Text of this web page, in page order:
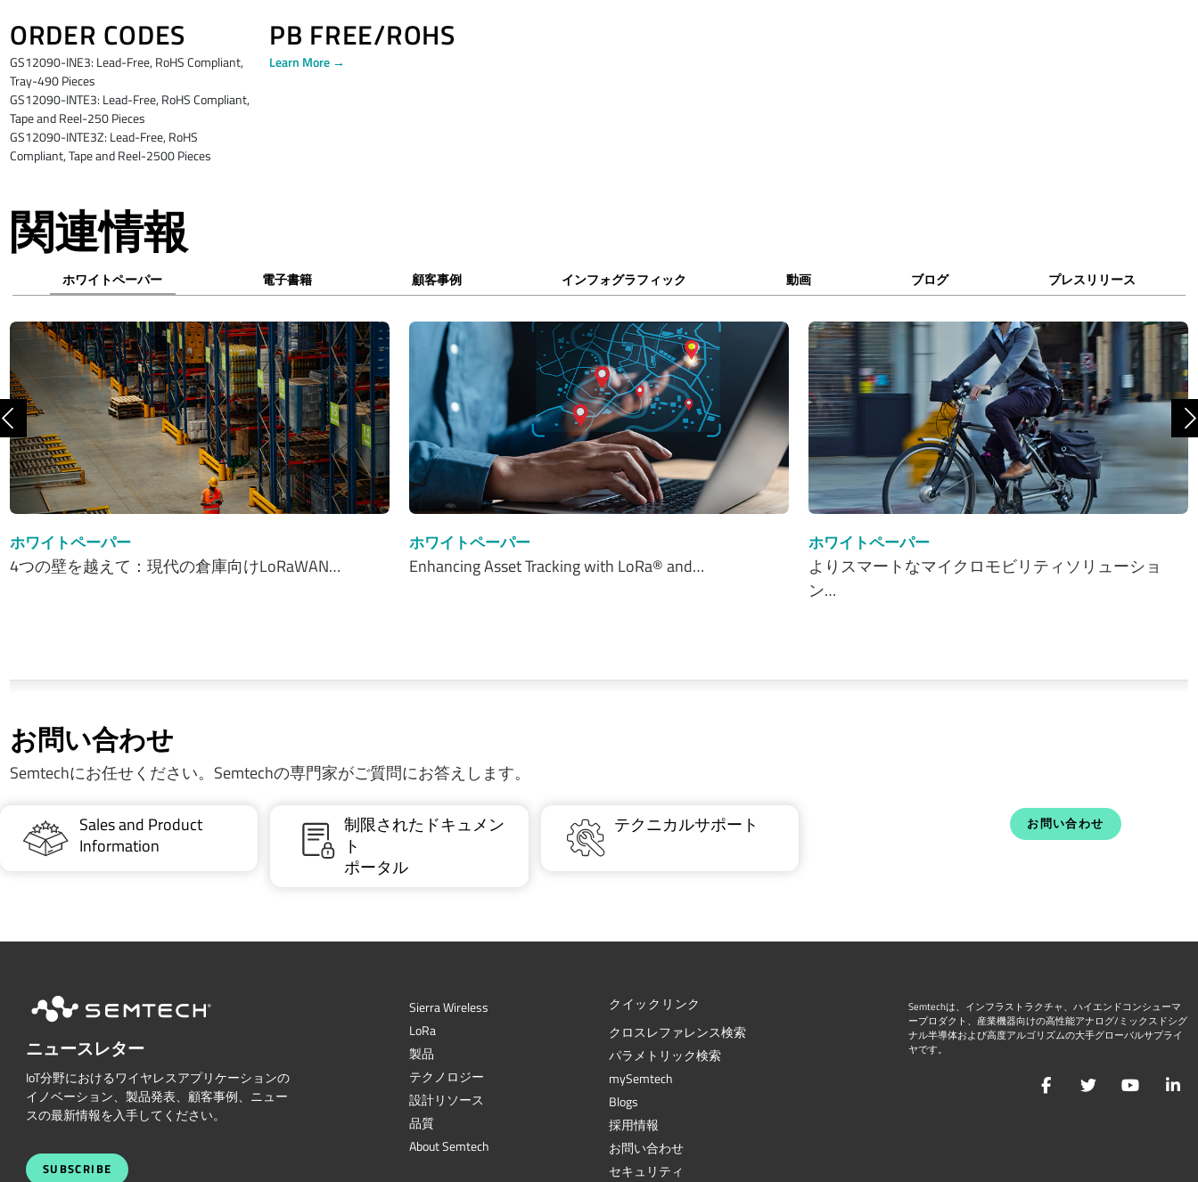
ORDER CODES
GS12090-INE3: Lead-Free, RoHS Compliant,
Tray-490 Pieces
GS12090-INTE3: Lead-Free, RoHS Compliant,
Tape and Reel-250 Pieces
GS12090-INTE3Z: Lead-Free, RoHS
Compliant, Tape and Reel-2500 Pieces
PB FREE/ROHS
Learn More →
関連情報
ホワイトペーパー 電子書籍 顧客事例 インフォグラフィック 動画 ブログ プレスリリース
ホワイトペーパー
4つの壁を越えて：現代の倉庫向けLoRaWAN…
ホワイトペーパー
Enhancing Asset Tracking with LoRa® and…
ホワイトペーパー
よりスマートなマイクロモビリティソリューショ
ン…
前へ
お問い合わせ
Semtechにお任せください。Semtechの専門家がご質問にお答えします。
Sales and Product
Information
制限されたドキュメン
ト
ポータル
テクニカルサポート お問い合わせ
ニュースレター
IoT分野におけるワイヤレスアプリケーションの
イノベーション、製品発表、顧客事例、ニュー
スの最新情報を入手してください。
SUBSCRIBE
Sierra Wireless
LoRa
製品
テクノロジー
設計リソース
品質
About Semtech
クイックリンク
クロスレファレンス検索
パラメトリック検索
mySemtech
Blogs
採用情報
お問い合わせ
セキュリティ
Semtechは、インフラストラクチャ、ハイエンドコンシューマ
ープロダクト、産業機器向けの高性能アナログ/ミックスドシグ
ナル半導体および高度アルゴリズムの大手グローバルサプライ
ヤです。
FacebookTwitter